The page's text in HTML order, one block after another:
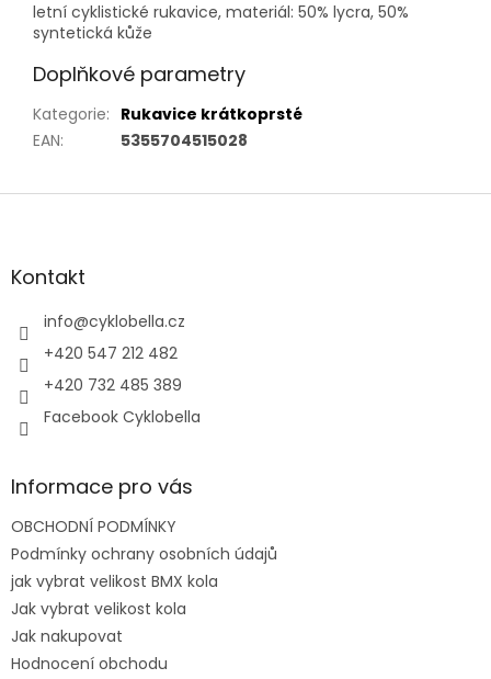
letní cyklistické rukavice, materiál: 50% lycra, 50%
syntetická kůže
Doplňkové parametry
Kategorie: Rukavice krátkoprsté
EAN: 5355704515028
Z
aKontakt
info@cyklobella.cz
+420 547 212 482
+420 732 485 389
Facebook Cyklobella
Informace pro vás
OBCHODNÍ PODMÍNKY
Podmínky ochrany osobních údajů
jak vybrat velikost BMX kola
Jak vybrat velikost kola
Jak nakupovat
Hodnocení obchodu